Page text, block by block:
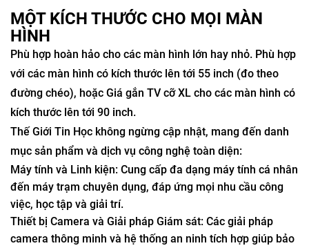
MỘT KÍCH THƯỚC CHO MỌI MÀN
HÌNH
Phù hợp hoàn hảo cho các màn hình lớn hay nhỏ. Phù hợp
với các màn hình có kích thước lên tới 55 inch (đo theo
đường chéo), hoặc Giá gắn TV cỡ XL cho các màn hình có
kích thước lên tới 90 inch.
Thế Giới Tin Học không ngừng cập nhật, mang đến danh
mục sản phẩm và dịch vụ công nghệ toàn diện:
Máy tính và Linh kiện: Cung cấp đa dạng máy tính cá nhân
đến máy trạm chuyên dụng, đáp ứng mọi nhu cầu công
việc, học tập và giải trí.
Thiết bị Camera và Giải pháp Giám sát: Các giải pháp
camera thông minh và hệ thống an ninh tích hợp giúp bảo